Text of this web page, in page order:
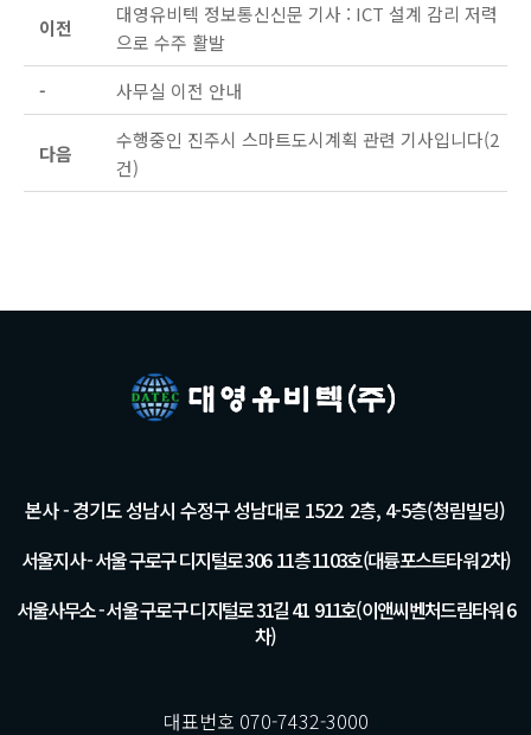
이전
대영유비텍 정보통신신문 기사 : ICT 설계 감리 저력
으로 수주 활발
-
사무실 이전 안내
다음
수행중인 진주시 스마트도시계획 관련 기사입니다(2
건)
본사 - 경기도 성남시 수정구 성남대로 1522 2층, 4-5층(청림빌딩)
서울지사 - 서울 구로구 디지털로 306 11층 1103호(대륭포스트타워 2차)
서울사무소 - 서울 구로구 디지털로 31길 41 911호(이앤씨벤처드림타워 6
차)
대표번호 070-7432-3000